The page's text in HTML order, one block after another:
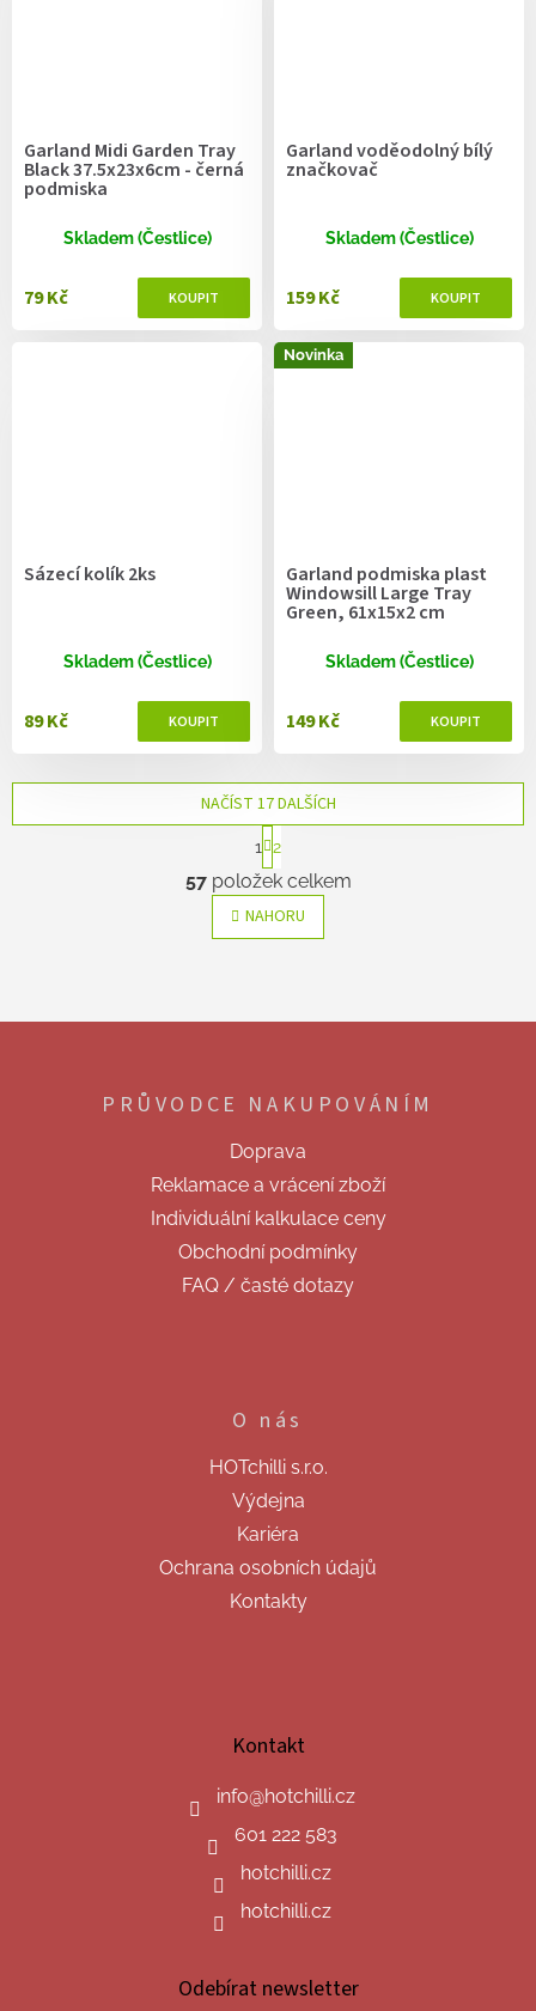
Garland Midi Garden Tray
Black 37.5x23x6cm - černá
podmiska
Skladem (Čestlice)
79 Kč
Garland voděodolný bílý
značkovač
Skladem (Čestlice)
159 Kč
Sázecí kolík 2ks
Skladem (Čestlice)
89 Kč
Novinka
Garland podmiska plast
Windowsill Large Tray
Green, 61x15x2 cm
Skladem (Čestlice)
149 Kč
O
v
l
á
í
v
k
y
v
ý
p
i
s
u
NAČÍST 17 DALŠÍCH
S
t
r
á
n
k
n
1 2
57položek celkem
NAHORU
PRŮVODCE NAKUPOVÁNÍM
Doprava
Reklamace a vrácení zboží
Individuální kalkulace ceny
Obchodní podmínky
FAQ / časté dotazy
O nás
HOTchilli s.r.o.
Výdejna
Kariéra
Ochrana osobních údajů
Kontakty
Kontakt
info@hotchilli.cz
601 222 583
hotchilli.cz
hotchilli.cz
Odebírat newsletter